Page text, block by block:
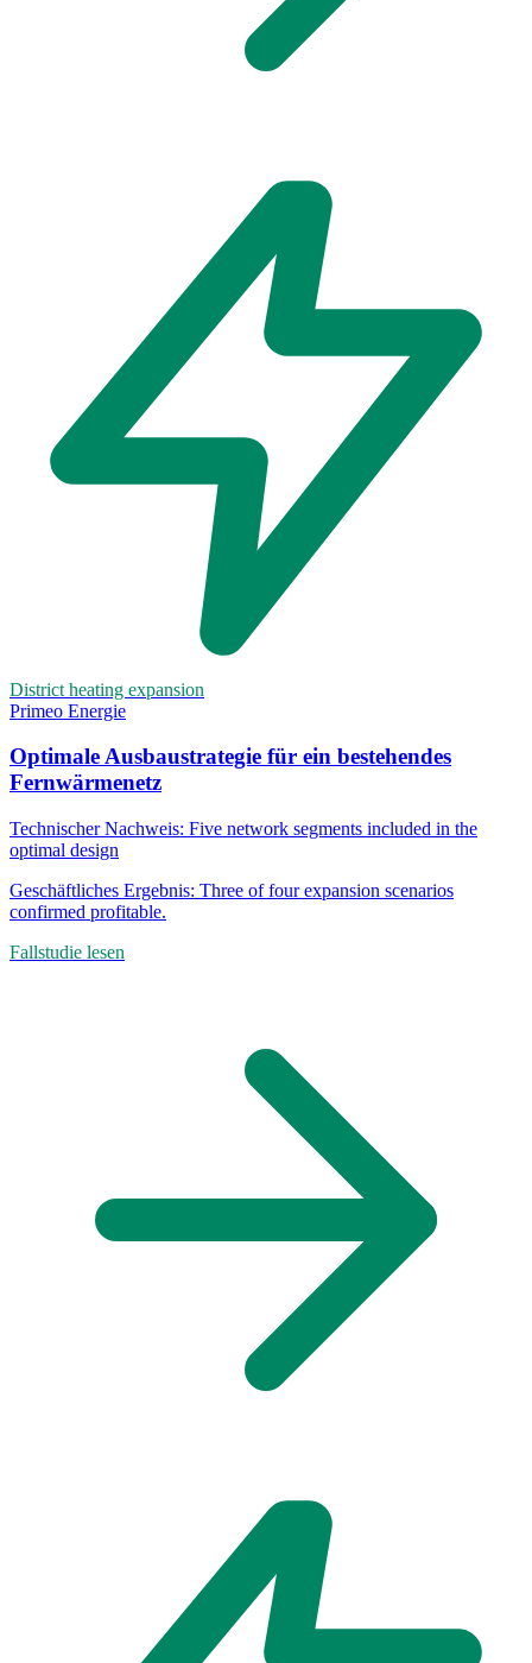
District heating expansion
Primeo Energie
Optimale Ausbaustrategie für ein bestehendes
Fernwärmenetz
Technischer Nachweis: Five network segments included in the
optimal design
Geschäftliches Ergebnis: Three of four expansion scenarios
confirmed profitable.
Fallstudie lesen